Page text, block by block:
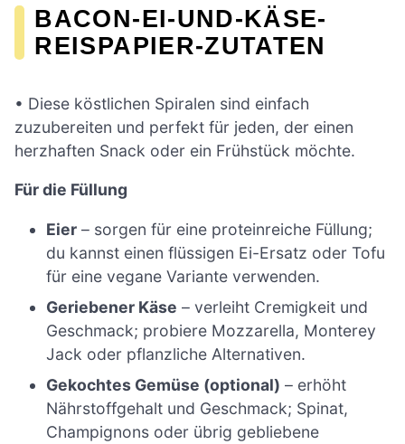
BACON-EI-UND-KÄSE-
REISPAPIER-ZUTATEN
• Diese köstlichen Spiralen sind einfach
zuzubereiten und perfekt für jeden, der einen
herzhaften Snack oder ein Frühstück möchte.
Für die Füllung
Eier – sorgen für eine proteinreiche Füllung;
du kannst einen flüssigen Ei-Ersatz oder Tofu
für eine vegane Variante verwenden.
Geriebener Käse – verleiht Cremigkeit und
Geschmack; probiere Mozzarella, Monterey
Jack oder pflanzliche Alternativen.
Gekochtes Gemüse (optional) – erhöht
Nährstoffgehalt und Geschmack; Spinat,
Champignons oder übrig gebliebene